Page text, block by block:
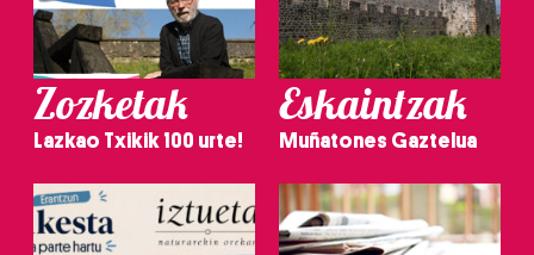
Zozketak
Lazkao Txikik 100 urte!
Eskaintzak
Muñatones Gaztelua